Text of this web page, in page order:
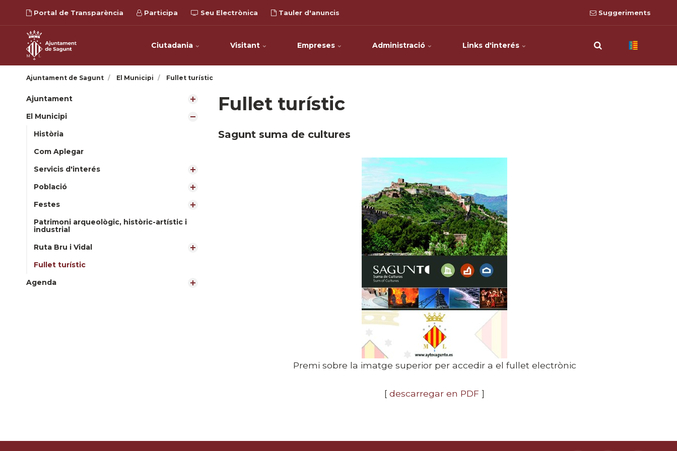
Portal de Transparència Participa Seu Electrònica Tauler d'anuncis Suggeriments
Ciutadania Visitant Empreses Administració Links d'interés
Ajuntament de Sagunt El Municipi Fullet turístic
Ajuntament
El Municipi
Història
Com Aplegar
Servicis d'interés
Població
Festes
Patrimoni arqueològic, històric-artístic i
industrial
Ruta Bru i Vidal
Fullet turístic
Agenda
Fullet turístic
Sagunt suma de cultures
Premi sobre la imatge superior per accedir a el fullet electrònic
[ descarregar en PDF ]